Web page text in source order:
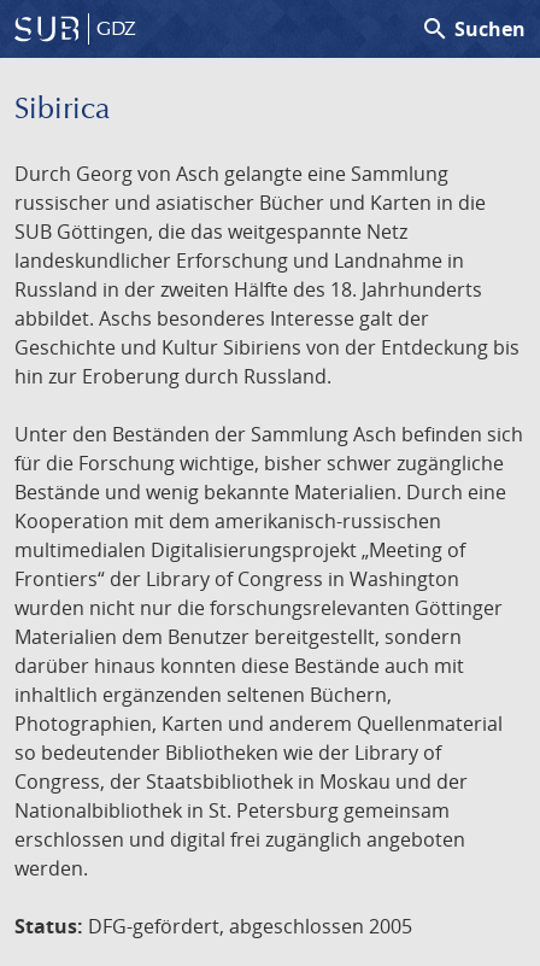
GDZ search Suchen
Sibirica
Durch Georg von Asch gelangte eine Sammlung
russischer und asiatischer Bücher und Karten in die
SUB Göttingen, die das weitgespannte Netz
landeskundlicher Erforschung und Landnahme in
Russland in der zweiten Hälfte des 18. Jahrhunderts
abbildet. Aschs besonderes Interesse galt der
Geschichte und Kultur Sibiriens von der Entdeckung bis
hin zur Eroberung durch Russland.
Unter den Beständen der Sammlung Asch befinden sich
für die Forschung wichtige, bisher schwer zugängliche
Bestände und wenig bekannte Materialien. Durch eine
Kooperation mit dem amerikanisch-russischen
multimedialen Digitalisierungsprojekt „Meeting of
Frontiers“ der Library of Congress in Washington
wurden nicht nur die forschungsrelevanten Göttinger
Materialien dem Benutzer bereitgestellt, sondern
darüber hinaus konnten diese Bestände auch mit
inhaltlich ergänzenden seltenen Büchern,
Photographien, Karten und anderem Quellenmaterial
so bedeutender Bibliotheken wie der Library of
Congress, der Staatsbibliothek in Moskau und der
Nationalbibliothek in St. Petersburg gemeinsam
erschlossen und digital frei zugänglich angeboten
werden.
Status: DFG-gefördert, abgeschlossen 2005